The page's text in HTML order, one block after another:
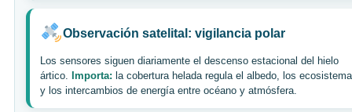
Observación satelital: vigilancia polar
Los sensores siguen diariamente el descenso estacional del hielo
ártico. Importa: la cobertura helada regula el albedo, los
y los intercambios de energía entre océano y atmósfera.